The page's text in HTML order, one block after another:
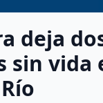
deja
sin vida